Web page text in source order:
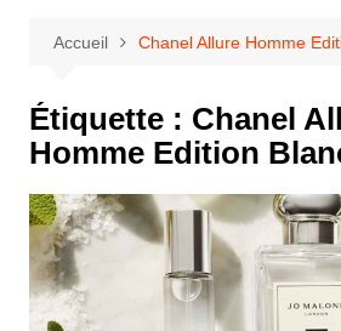
Accueil Chanel Allure Homme
Étiquette : Chanel
Homme Edition